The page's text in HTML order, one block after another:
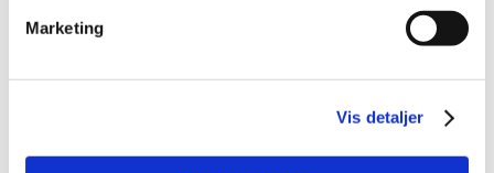
Marketing
Vis detaljer
2008 (8)